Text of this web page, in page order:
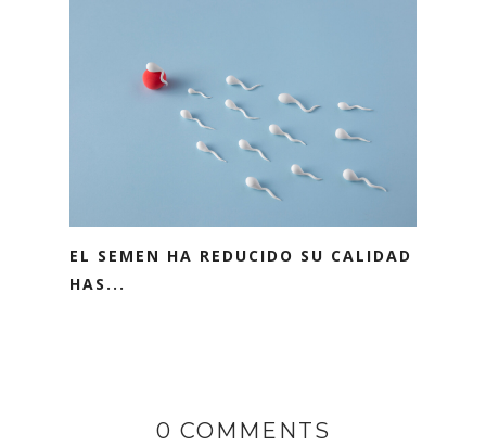
EL SEMEN HA REDUCIDO SU CALIDAD
HAS...
0 COMMENTS